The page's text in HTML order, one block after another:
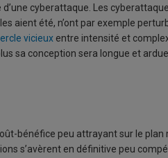
cyberattaque. Les
aient été, n’ont par exemple
vicieux entre intensité et
sa conception sera longue et
bénéfice peu attrayant sur le
s’avèrent en définitive peu